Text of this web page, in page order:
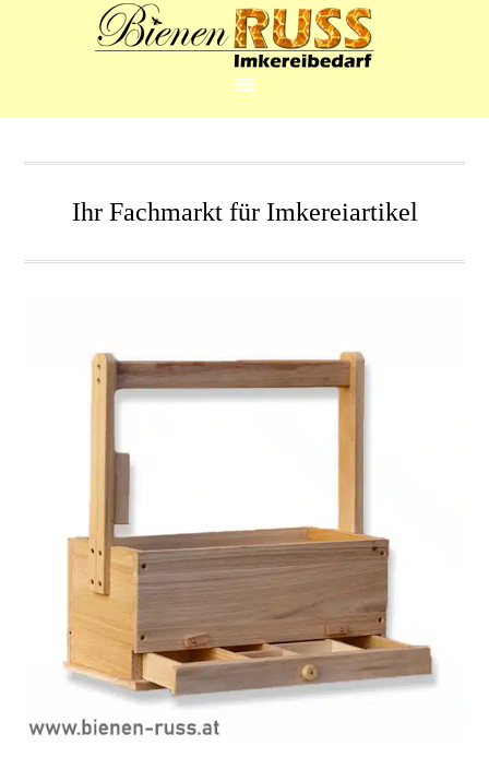
Ihr Fachmarkt für Imkereiartikel